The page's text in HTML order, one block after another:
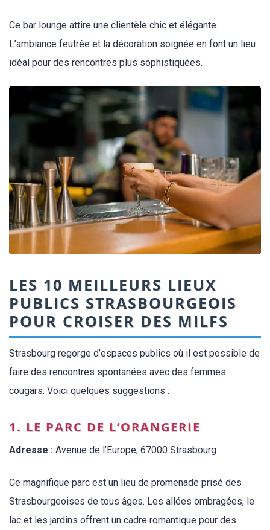
Ce bar lounge attire une clientèle chic et élégante.
L’ambiance feutrée et la décoration soignée en font un lieu
idéal pour des rencontres plus sophistiquées.
LES 10 MEILLEURS LIEUX
PUBLICS STRASBOURGEOIS
POUR CROISER DES MILFS
Strasbourg regorge d’espaces publics où il est possible de
faire des rencontres spontanées avec des femmes
cougars. Voici quelques suggestions :
1. LE PARC DE L’ORANGERIE
Adresse : Avenue de l’Europe, 67000 Strasbourg
Ce magnifique parc est un lieu de promenade prisé des
Strasbourgeoises de tous âges. Les allées ombragées, le
lac et les jardins offrent un cadre romantique pour des